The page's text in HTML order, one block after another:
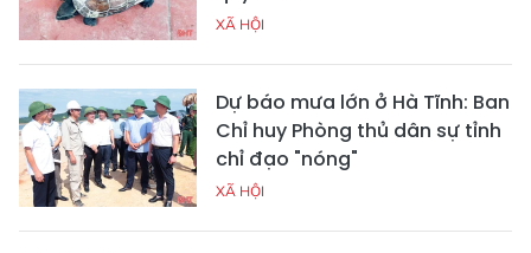
XÃ HỘI
Dự báo mưa lớn ở Hà Tĩnh: Ban
Chỉ huy Phòng thủ dân sự tỉnh
chỉ đạo "nóng"
XÃ HỘI